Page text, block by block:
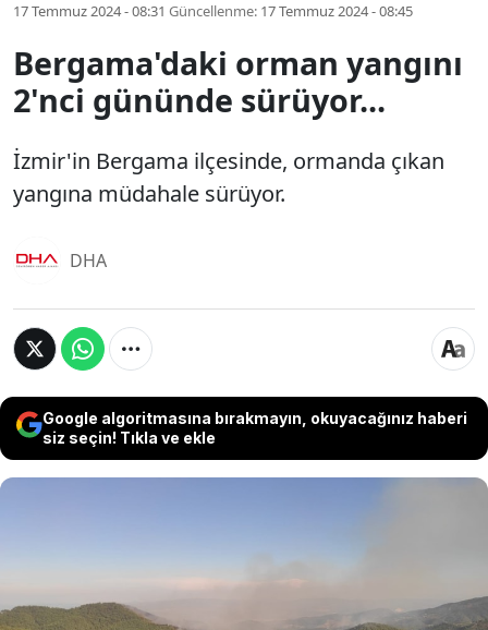
17 Temmuz 2024 - 08:31 Güncellenme: 17 Temmuz 2024 - 08:45
Bergama'daki orman yangını
2'nci gününde sürüyor...
İzmir'in Bergama ilçesinde, ormanda çıkan
yangına müdahale sürüyor.
DHA
Google algoritmasına bırakmayın, okuyacağınız haberi
siz seçin! Tıkla ve ekle
İzmir'in Bergama ilçesinde,
ormanda çıkan yangına